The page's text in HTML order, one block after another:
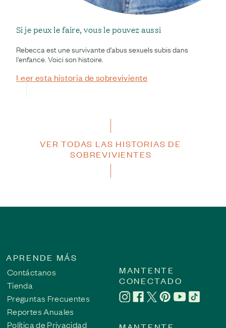
Si je peux le faire, vous le pouvez aussi
Rebecca est une survivante d'abus sexuels subis dans
l'enfance. Voici son histoire.
Leer esta historia de sobreviviente
VER TODAS LAS HISTORIAS DE
SOBREVIVIENTES
APRENDE MÁS
Contáctanos
Tienda
Preguntas Frecuentes
Reportes Anuales
Política de Privacidad
MANTENTE
CONECTADO